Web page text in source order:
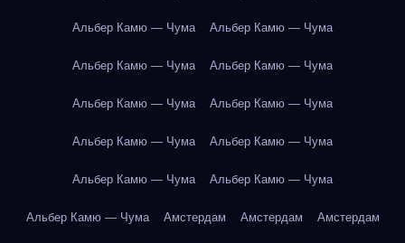
Альбер Камю — Чума Альбер Камю — Чума
Альбер Камю — Чума Альбер Камю — Чума
Альбер Камю — Чума Альбер Камю — Чума
Альбер Камю — Чума Альбер Камю — Чума
Альбер Камю — Чума Альбер Камю — Чума
Альбер Камю — Чума Амстердам Амстердам Амстердам